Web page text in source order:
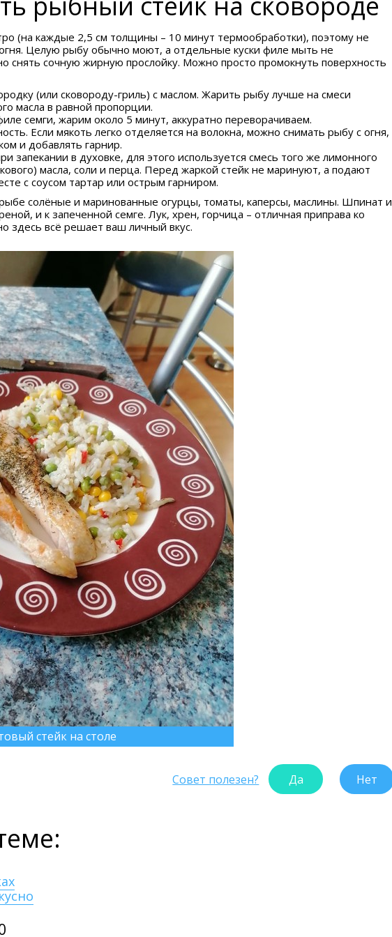
(на каждые 2,5 см толщины – 10 минут термообработки), поэтому не
огня. Целую рыбу обычно моют, а отдельные куски филе мыть не
снять сочную жирную прослойку. Можно просто промокнуть поверхность
(или сковороду-гриль) с маслом. Жарить рыбу лучше на смеси
масла в равной пропорции.
семги, жарим около 5 минут, аккуратно переворачиваем.
Если мякоть легко отделяется на волокна, можно снимать рыбу с огня,
и добавлять гарнир.
запекании в духовке, для этого используется смесь того же лимонного
масла, соли и перца. Перед жаркой стейк не маринуют, а подают
с соусом тартар или острым гарниром.
солёные и маринованные огурцы, томаты, каперсы, маслины. Шпинат и
и к запеченной семге. Лук, хрен, горчица – отличная приправа ко
здесь всё решает ваш личный вкус.
стейк на столе
Совет полезен? Да Нет